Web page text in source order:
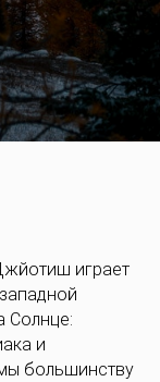
играет
Солнце:
и
большинству